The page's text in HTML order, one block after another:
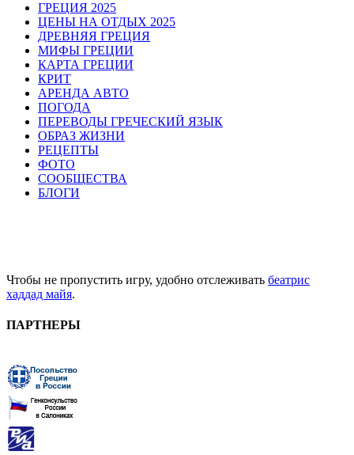
ГРЕЦИЯ 2025
ЦЕНЫ НА ОТДЫХ 2025
ДРЕВНЯЯ ГРЕЦИЯ
МИФЫ ГРЕЦИИ
КАРТА ГРЕЦИИ
КРИТ
АРЕНДА АВТО
ПОГОДА
ПЕРЕВОДЫ ГРЕЧЕСКИЙ ЯЗЫК
ОБРАЗ ЖИЗНИ
РЕЦЕПТЫ
ФОТО
СООБЩЕСТВА
БЛОГИ
Чтобы не пропустить игру, удобно отслеживать беатрис
хаддад майя.
ПАРТНЕРЫ